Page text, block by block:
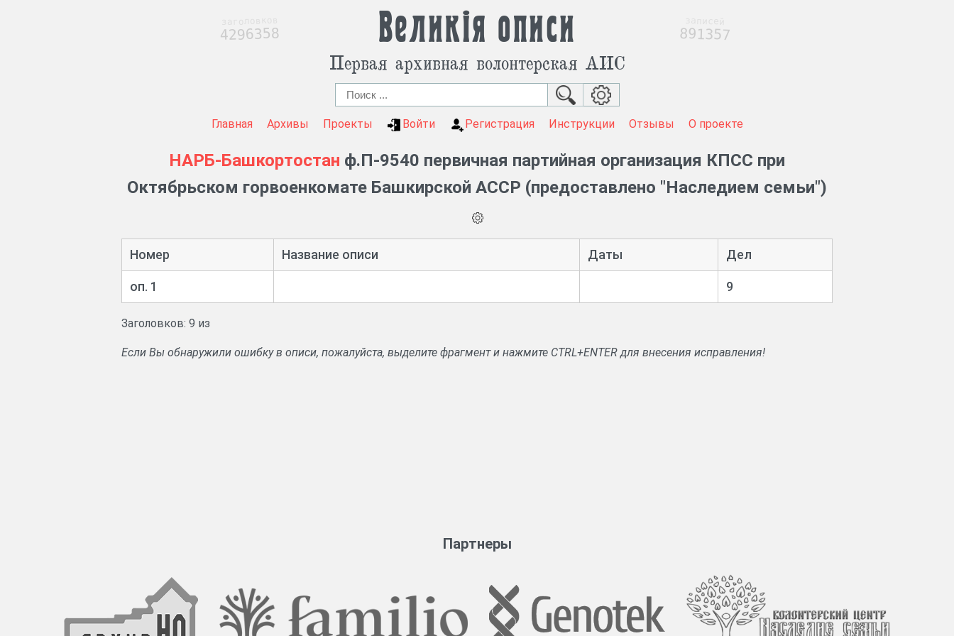
Великія описи
Первая архивная волонтерская АИС
Главная Архивы Проекты Войти Регистрация Инструкции Отзывы О проекте
НАРБ-Башкортостан ф.П-9540 первичная партийная организация КПСС при
Октябрьском горвоенкомате Башкирской АССР (предоставлено "Наследием семьи")
Номер Название описи Даты Дел
оп. 1 9
Заголовков: 9 из
Если Вы обнаружили ошибку в описи, пожалуйста, выделите фрагмент и нажмите CTRL+ENTER для внесения исправления!
Партнеры
4296358 891357